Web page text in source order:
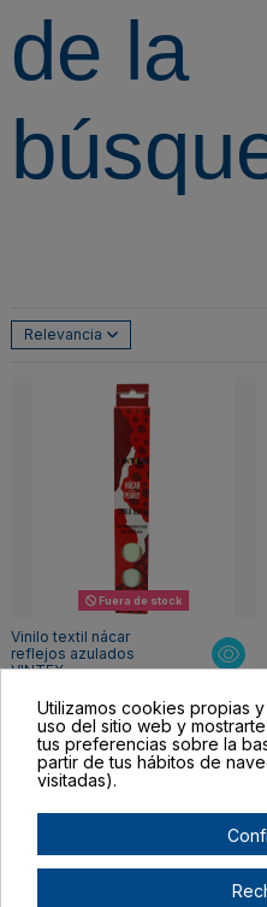
de la
Relevancia
Fuera de stock
Vinilo textil nácar
reflejos azulados
VINTEX
Utilizamos cookies propias
uso del sitio web y
tus preferencias sobre la
partir de tus hábitos de
visitadas).